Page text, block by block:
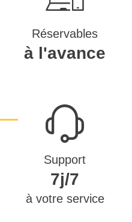
Réservables
à l'avance
Support
7j/7
à votre service